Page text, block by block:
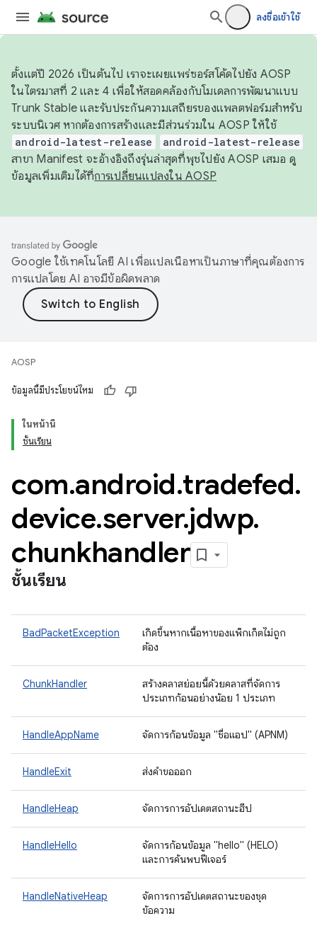
ลงชื่อเข้าใช้
ตั้งแต่ปี 2026 เป็นต้นไป เราจะเผยแพร่ซอร์สโค้ดไปยัง AOSP
ในไตรมาสที่ 2 และ 4 เพื่อให้สอดคล้องกับโมเดลการพัฒนาแบบ
Trunk Stable และรับประกันความเสถียรของแพลตฟอร์มสำหรับ
ระบบนิเวศ หากต้องการสร้างและมีส่วนร่วมใน AOSP ให้ใช้
android-latest-release android-latest-release
สาขา Manifest จะอ้างอิงถึงรุ่นล่าสุดที่พุชไปยัง AOSP เสมอ ดู
ข้อมูลเพิ่มเติมได้ที่การเปลี่ยนแปลงใน AOSP
Google ใช้เทคโนโลยี AI เพื่อแปลเนื้อหาเป็นภาษาที่คุณต้องการ
การแปลโดย AI อาจมีข้อผิดพลาด
AOSP
ข้อมูลนี้มีประโยชน์ไหม
ในหน้านี้
ชั้นเรียน
com.android.tradefed.
device.server.jdwp.
chunkhandler
ชั้นเรียน
BadPacketException
เกิดขึ้นหากเนื้อหาของแพ็กเก็ตไม่ถูก
ต้อง
ChunkHandler
สร้างคลาสย่อยนี้ด้วยคลาสที่จัดการ
ประเภทก้อนอย่างน้อย 1 ประเภท
HandleAppName จัดการก้อนข้อมูล "ชื่อแอป" (APNM)
HandleExit ส่งคำขอออก
HandleHeap จัดการการอัปเดตสถานะฮีป
HandleHello
จัดการก้อนข้อมูล "hello" (HELO)
และการค้นพบฟีเจอร์
HandleNativeHeap
จัดการการอัปเดตสถานะของชุด
ข้อความ